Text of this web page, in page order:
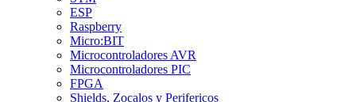
ESP
Raspberry
Micro:BIT
Microcontroladores AVR
Microcontroladores PIC
FPGA
Shields, Zocalos y Perifericos